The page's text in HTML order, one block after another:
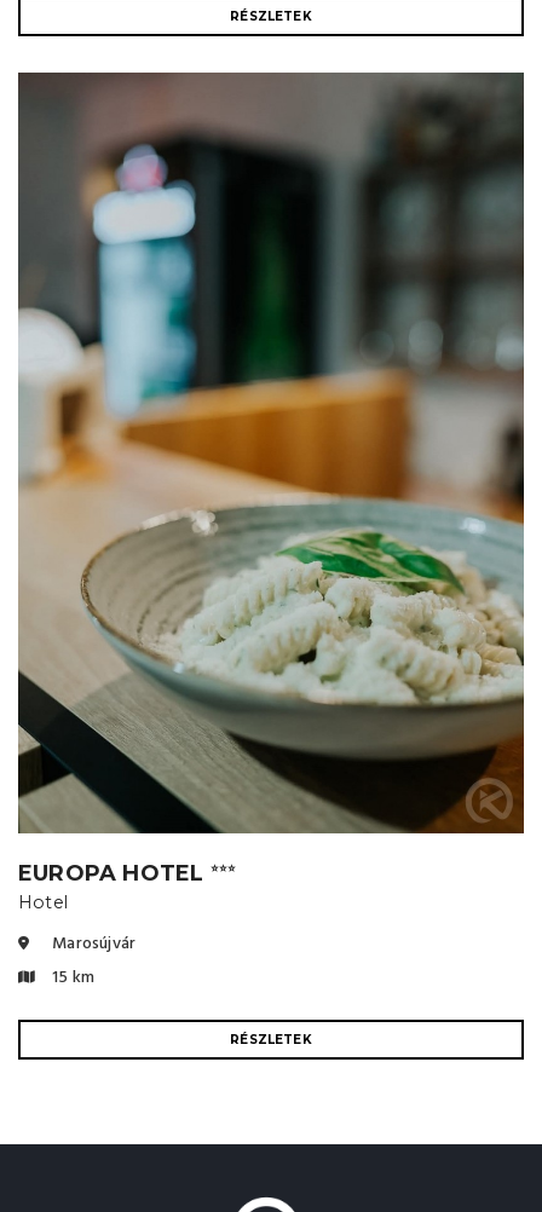
RÉSZLETEK
EUROPA HOTEL ⭐⭐⭐
Hotel
Marosújvár
15 km
RÉSZLETEK